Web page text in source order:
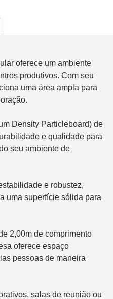
oferece um ambiente
produtivos. Com seu
uma área ampla para
e qualidade para
seu ambiente de
uma superfície sólida para
oferece espaço
pessoas de maneira